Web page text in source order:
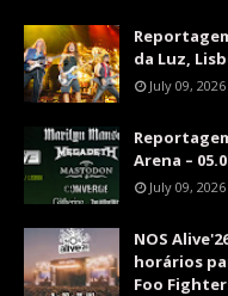
da Luz,
July 09, 2026
Arena –
July 09, 2026
NOS
horários
Foo